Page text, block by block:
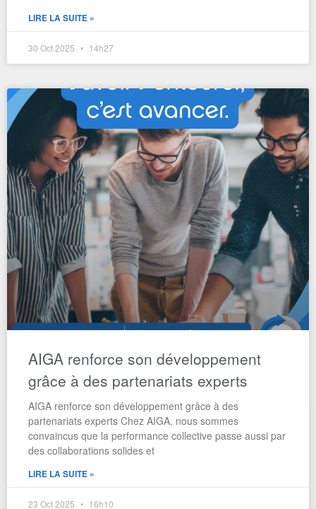
LIRE LA SUITE »
30 Oct 2025 14h27
AIGA renforce son développement
grâce à des partenariats experts​
AIGA renforce son développement grâce à des
partenariats experts Chez AIGA, nous sommes
convaincus que la performance collective passe aussi par
des collaborations solides et
LIRE LA SUITE »
23 Oct 2025 16h10